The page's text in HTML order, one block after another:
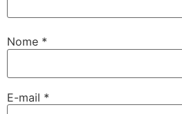
Nome *
E-mail *